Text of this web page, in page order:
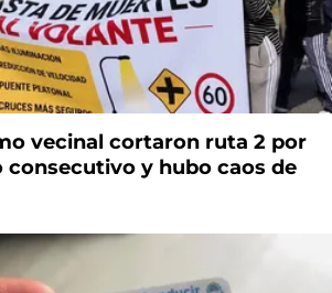
vecinal cortaron ruta 2 por
consecutivo y hubo caos de